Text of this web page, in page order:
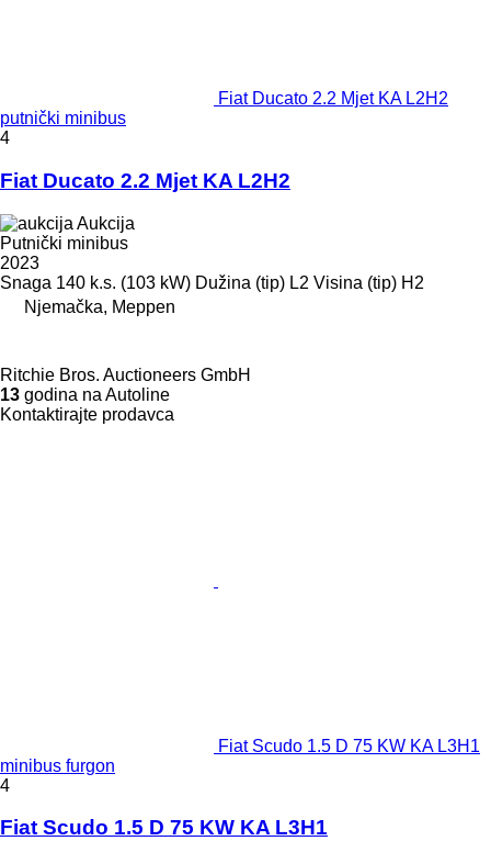
Fiat Ducato 2.2 Mjet KA L2H2
putnički minibus
4
Fiat Ducato 2.2 Mjet KA L2H2
Aukcija
Putnički minibus
2023
Snaga 140 k.s. (103 kW) Dužina (tip) L2 Visina (tip) H2
Njemačka, Meppen
Ritchie Bros. Auctioneers GmbH
13 godina na Autoline
Kontaktirajte prodavca
Fiat Scudo 1.5 D 75 KW KA L3H1
minibus furgon
4
Fiat Scudo 1.5 D 75 KW KA L3H1